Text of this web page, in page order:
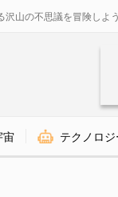
山の不思議を冒険しよ
宙 テクノロジ